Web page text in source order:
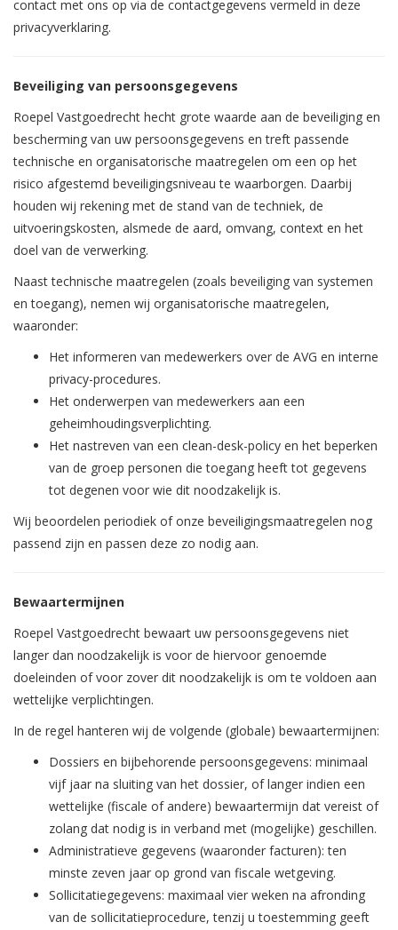
contact met ons op via de contactgegevens vermeld in deze
privacyverklaring.
Beveiliging van persoonsgegevens
Roepel Vastgoedrecht hecht grote waarde aan de beveiliging en
bescherming van uw persoonsgegevens en treft passende
technische en organisatorische maatregelen om een op het
risico afgestemd beveiligingsniveau te waarborgen. Daarbij
houden wij rekening met de stand van de techniek, de
uitvoeringskosten, alsmede de aard, omvang, context en het
doel van de verwerking.
Naast technische maatregelen (zoals beveiliging van systemen
en toegang), nemen wij organisatorische maatregelen,
waaronder:
Het informeren van medewerkers over de AVG en interne
privacy-procedures.
Het onderwerpen van medewerkers aan een
geheimhoudingsverplichting.
Het nastreven van een clean-desk-policy en het beperken
van de groep personen die toegang heeft tot gegevens
tot degenen voor wie dit noodzakelijk is.
Wij beoordelen periodiek of onze beveiligingsmaatregelen nog
passend zijn en passen deze zo nodig aan.
Bewaartermijnen
Roepel Vastgoedrecht bewaart uw persoonsgegevens niet
langer dan noodzakelijk is voor de hiervoor genoemde
doeleinden of voor zover dit noodzakelijk is om te voldoen aan
wettelijke verplichtingen.
In de regel hanteren wij de volgende (globale) bewaartermijnen:
Dossiers en bijbehorende persoonsgegevens: minimaal
vijf jaar na sluiting van het dossier, of langer indien een
wettelijke (fiscale of andere) bewaartermijn dat vereist of
zolang dat nodig is in verband met (mogelijke) geschillen.
Administratieve gegevens (waaronder facturen): ten
minste zeven jaar op grond van fiscale wetgeving.
Sollicitatiegegevens: maximaal vier weken na afronding
van de sollicitatieprocedure, tenzij u toestemming geeft